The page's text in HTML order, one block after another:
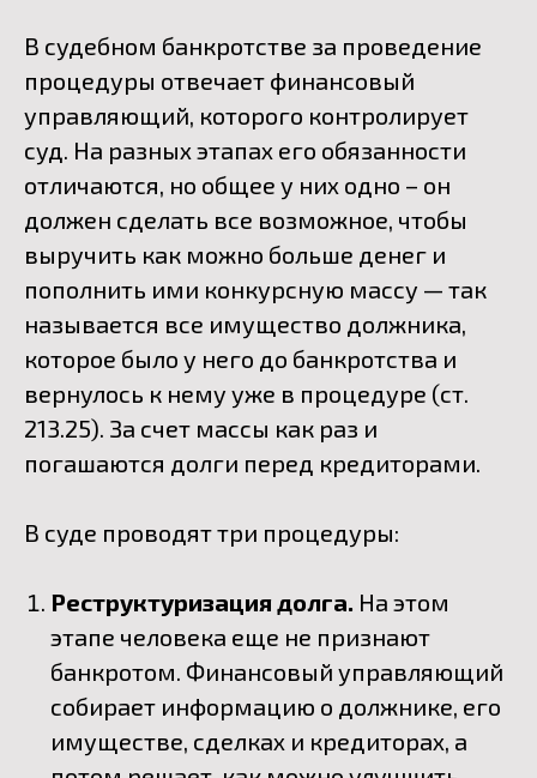
В судебном банкротстве за проведение
процедуры отвечает финансовый
управляющий, которого контролирует
суд. На разных этапах его обязанности
отличаются, но общее у них одно – он
должен сделать все возможное, чтобы
выручить как можно больше денег и
пополнить ими конкурсную массу — так
называется все имущество должника,
которое было у него до банкротства и
вернулось к нему уже в процедуре (ст.
213.25). За счет массы как раз и
погашаются долги перед кредиторами.
В суде проводят три процедуры:
Реструктуризация долга. На этом
этапе человека еще не признают
банкротом. Финансовый управляющий
собирает информацию о должнике, его
имуществе, сделках и кредиторах, а